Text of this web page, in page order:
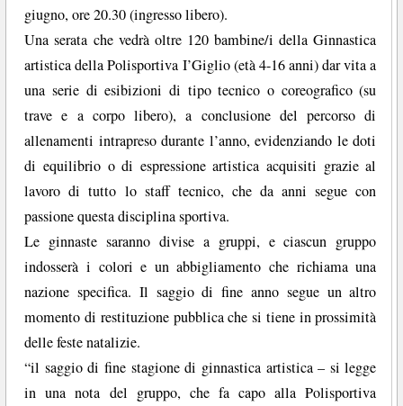
giugno, ore 20.30 (ingresso libero).
Una serata che vedrà oltre 120 bambine/i della Ginnastica
artistica della Polisportiva I’Giglio (età 4-16 anni) dar vita a
una serie di esibizioni di tipo tecnico o coreografico (su
trave e a corpo libero), a conclusione del percorso di
allenamenti intrapreso durante l’anno, evidenziando le doti
di equilibrio o di espressione artistica acquisiti grazie al
lavoro di tutto lo staff tecnico, che da anni segue con
passione questa disciplina sportiva.
Le ginnaste saranno divise a gruppi, e ciascun gruppo
indosserà i colori e un abbigliamento che richiama una
nazione specifica. Il saggio di fine anno segue un altro
momento di restituzione pubblica che si tiene in prossimità
delle feste natalizie.
“il saggio di fine stagione di ginnastica artistica – si legge
in una nota del gruppo, che fa capo alla Polisportiva